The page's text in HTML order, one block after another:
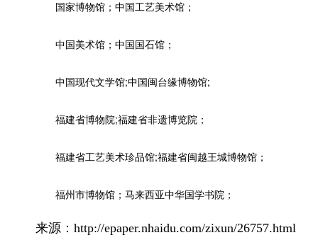
国家博物馆；中国工艺美术馆；
中国美术馆；中国国石馆；
中国现代文学馆;中国闽台缘博物馆;
福建省博物院;福建省非遗博览院；
福建省工艺美术珍品馆;福建省闽越王城博物馆；
福州市博物馆；马来西亚中华国学书院；
来源：http://epaper.nhaidu.com/zixun/26757.html